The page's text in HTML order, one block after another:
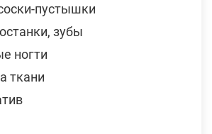
пустышки
зубы
ногти
ткани